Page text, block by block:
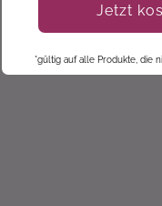
Jetzt
*gültig auf alle Produkte, die